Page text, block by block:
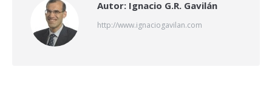
Autor: Ignacio G.R. Gavilán
http://www.ignaciogavilan.com